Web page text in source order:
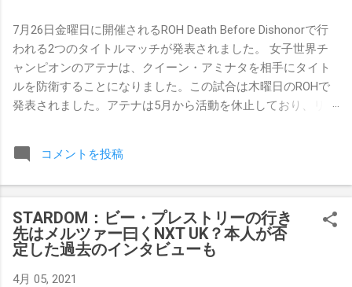
7月26日金曜日に開催されるROH Death Before Dishonorで行
われる2つのタイトルマッチが発表されました。 女子世界チ
ャンピオンのアテナは、クイーン・アミナタを相手にタイト
ルを防衛することになりました。この試合は木曜日のROHで
発表されました。アテナは5月から活動を休止しており、リン
女子世界チャンピオンは5月の最後の試合で怪我の恐怖に苦し
みましたが、それはストーリーの中で誇張されています。 ア
でタイトルを防衛します。PPVでレッド・ベルベッドを相手
にROH Women's TV 王座の防衛戦を行います。 木曜日の放送
では、リー・モリアーティーがROH Pure Championship
Proving Groundの試合でウィーラー・ユータとタイムリミット
で引き分けたので、チャンピオンシップへのチャンスを手に
コメントを投稿
STARDOM：ビー・プレストリーの行き
先はメルツァー曰くNXT UK？本人が否
定した過去のインタビューも
4月 05, 2021